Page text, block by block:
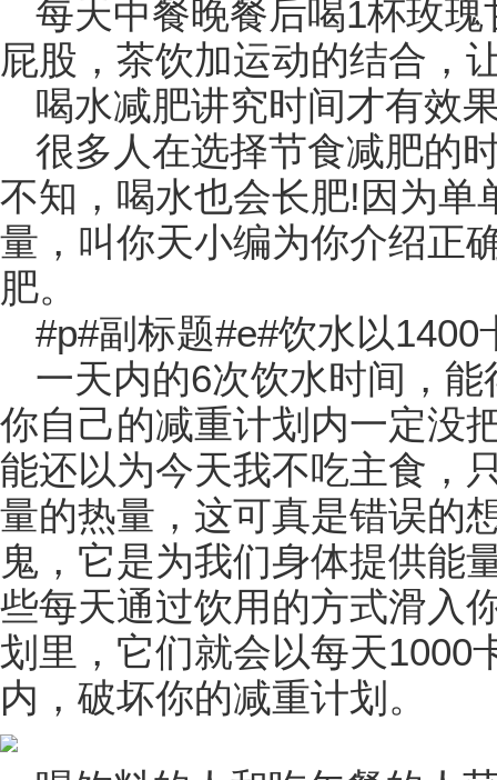
每天中餐晚餐后喝1杯玫
屁股，茶饮加运动的结合，
喝水减肥讲究时间才有效
很多人在选择节食减肥的
不知，喝水也会长肥!因为单
量，叫你天小编为你介绍正
肥。
#p#副标题#e#饮水以1400
一天内的6次饮水时间，
你自己的减重计划内一定没
能还以为今天我不吃主食，
量的热量，这可真是错误的
鬼，它是为我们身体提供能
些每天通过饮用的方式滑入
划里，它们就会以每天1000
内，破坏你的减重计划。